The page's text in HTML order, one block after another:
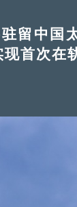
中国太
首次在